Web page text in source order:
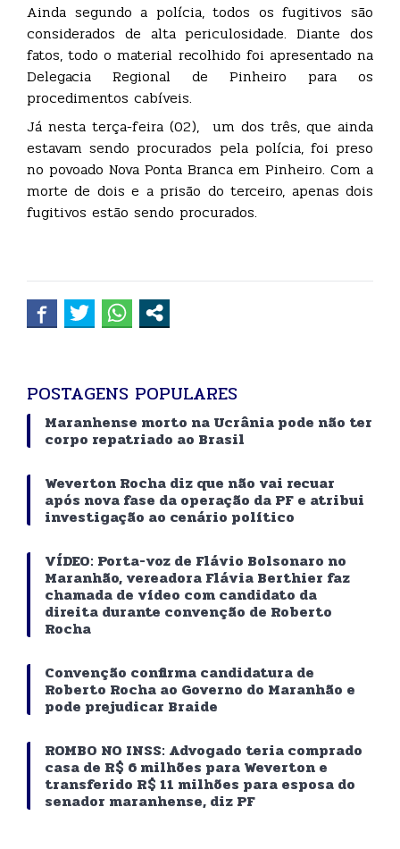
Ainda segundo a polícia, todos os fugitivos são
considerados de alta periculosidade. Diante dos
fatos, todo o material recolhido foi apresentado na
Delegacia Regional de Pinheiro para os
procedimentos cabíveis.
Já nesta terça-feira (02), um dos três, que ainda
estavam sendo procurados pela polícia, foi preso
no povoado Nova Ponta Branca em Pinheiro. Com a
morte de dois e a prisão do terceiro, apenas dois
fugitivos estão sendo procurados.
POSTAGENS POPULARES
Maranhense morto na Ucrânia pode não ter
corpo repatriado ao Brasil
Weverton Rocha diz que não vai recuar
após nova fase da operação da PF e atribui
investigação ao cenário político
VÍDEO: Porta-voz de Flávio Bolsonaro no
Maranhão, vereadora Flávia Berthier faz
chamada de vídeo com candidato da
direita durante convenção de Roberto
Rocha
Convenção confirma candidatura de
Roberto Rocha ao Governo do Maranhão e
pode prejudicar Braide
ROMBO NO INSS: Advogado teria comprado
casa de R$ 6 milhões para Weverton e
transferido R$ 11 milhões para esposa do
senador maranhense, diz PF